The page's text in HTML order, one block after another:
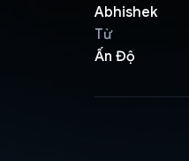
Abhishek
Từ
Ấn Độ